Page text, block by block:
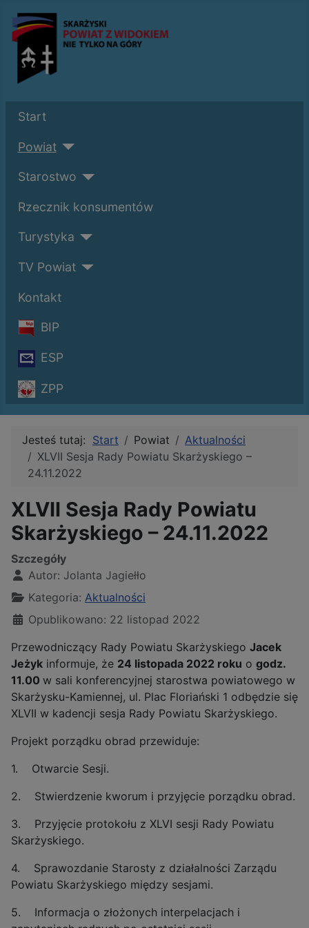
Start
Powiat
Starostwo
Rzecznik konsumentów
Turystyka
TV Powiat
Kontakt
BIP
ESP
ZPP
Jesteś tutaj: Start Powiat
Aktualności
XLVII Sesja Rady Powiatu Skarżyskiego –
24.11.2022
XLVII Sesja Rady Powiatu
Skarżyskiego – 24.11.2022
Szczegóły
Autor: Jolanta Jagiełło
Kategoria: Aktualności
Opublikowano: 22 listopad 2022
Przewodniczący Rady Powiatu Skarżyskiego Jacek
Jeżyk informuje, że 24 listopada 2022 roku o godz.
11.00 w sali konferencyjnej starostwa powiatowego w
Skarżysku-Kamiennej, ul. Plac Floriański 1 odbędzie się
XLVII w kadencji sesja Rady Powiatu Skarżyskiego.
Projekt porządku obrad przewiduje:
1. Otwarcie Sesji.
2. Stwierdzenie kworum i przyjęcie porządku obrad.
3. Przyjęcie protokołu z XLVI sesji Rady Powiatu
Skarżyskiego.
4. Sprawozdanie Starosty z działalności Zarządu
Powiatu Skarżyskiego między sesjami.
5. Informacja o złożonych interpelacjach i